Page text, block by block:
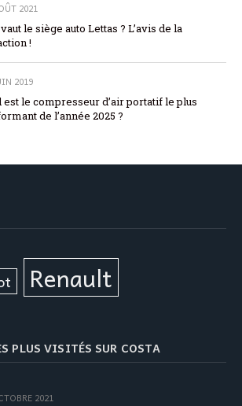
2021
le siège auto Lettas ? L’avis de la
!
2019
est le compresseur d’air portatif le plus
de l’année 2025 ?
Renault
PLUS VISITÉS SUR COSTA
2021